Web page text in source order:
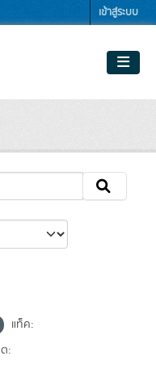
เข้าสู่ระบบ
แท็ค:
: